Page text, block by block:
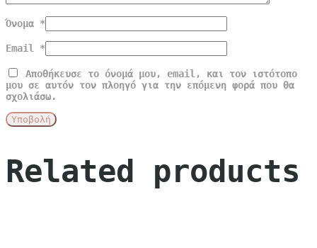
Όνομα *
Email *
Αποθήκευσε το όνομά μου, email, και τον ιστότοπο
μου σε αυτόν τον πλοηγό για την επόμενη φορά που θα
σχολιάσω.
Related products